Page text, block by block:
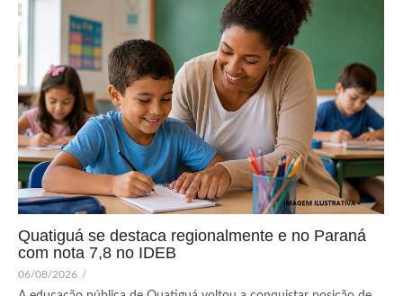
Quatiguá se destaca regionalmente e no Paraná
com nota 7,8 no IDEB
06/08/2026 /